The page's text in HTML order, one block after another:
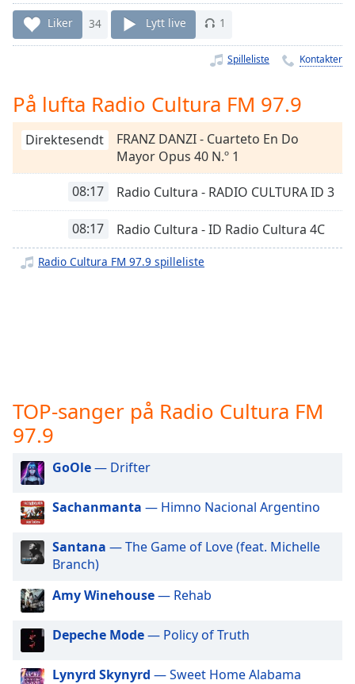
Remaining
Time-
Playback
Rate
Chapters
Chapters
descriptions
off,
selected
dialog
subtitles
selected
Audio
Track
Picture-
in-
Picture
This
modal
window.
Liker 34 Lytt live 1
Spilleliste Kontakter
På lufta Radio Cultura FM 97.9
Direktesendt
FRANZ DANZI - Cuarteto En Do
Mayor Opus 40 N.º 1
08:17 Radio Cultura - RADIO CULTURA ID 3
08:17 Radio Cultura - ID Radio Cultura 4C
Radio Cultura FM 97.9 spilleliste
TOP-sanger på Radio Cultura FM
97.9
GoOle— Drifter
Sachanmanta — Himno Nacional Argentino
Santana — The Game of Love (feat. Michelle
Branch)
Amy Winehouse— Rehab
Depeche Mode— Policy of Truth
Lynyrd Skynyrd — Sweet Home Alabama